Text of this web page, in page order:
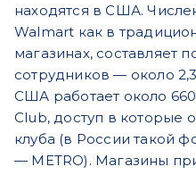
находятся в США.
Walmart как в
магазинах, составляет
сотрудников — около
США работает около 660
Club, доступ в которые
клуба (в России такой
— METRO). Магазины